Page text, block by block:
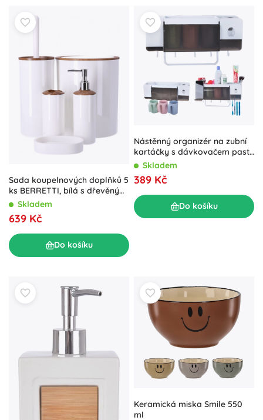
Sada koupelnových doplňků 5
ks BERRETTI, bílá s dřevěnými
prvky
Skladem
639 Kč
Do košíku
Nástěnný organizér na zubní
kartáčky s dávkovačem pasty
a 3 kelímky, bílý
Skladem
389 Kč
Do košíku
Keramická miska Smile 550
ml